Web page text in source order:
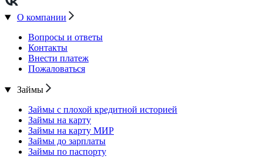
О компании
Вопросы и ответы
Контакты
Внести платеж
Пожаловаться
Займы
Займы с плохой кредитной историей
Займы на карту
Займы на карту МИР
Займы до зарплаты
Займы по паспорту